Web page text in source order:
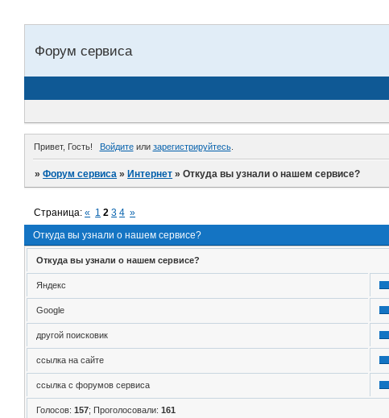
Форум сервиса
Привет, Гость! Войдитеили зарегистрируйтесь.
»Форум сервиса »Интернет »Откуда вы узнали о нашем сервисе?
Откуда вы узнали о нашем сервисе?
Страница:« 1 2 3 4 »
Откуда вы узнали о нашем сервисе?
Яндекс
Google
другой поисковик
ссылка на сайте
ссылка с форумов сервиса
Голосов: 157; Проголосовали: 161